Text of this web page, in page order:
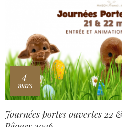
4
mars
Journées portes ouvertes 22